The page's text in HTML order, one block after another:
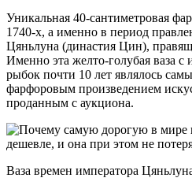
Уникальная 40-сантиметровая
1740-х, а именно в период
Цяньлуна (династия Цин),
Именно эта желто-голубая ваза с
рыбок почти 10 лет являлось
фарфоровым произведением
проданным с аукциона.
Ваза времен императора